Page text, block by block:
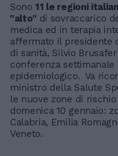
Sono 11 le regioni
"alto" di sovraccarico
medica ed in terapia
affermato il presidente
di sanità, Silvio
conferenza settimanale
epidemiologico. Va
ministro della Salute
le nuove zone di
domenica 10 gennaio:
Calabria, Emilia
Veneto.